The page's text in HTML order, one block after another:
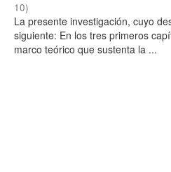
10)
La presente investigación, cuyo
siguiente: En los tres primeros
marco teórico que sustenta la ...